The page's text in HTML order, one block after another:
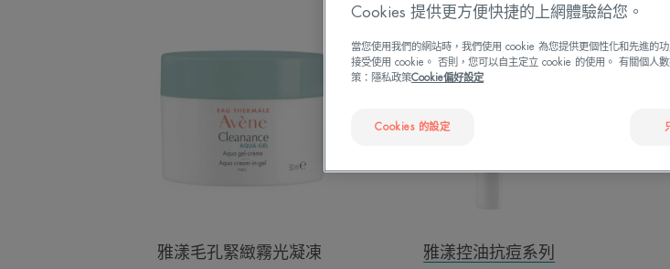
漾
緊
緻
霧
光
雅漾毛孔緊緻霧光凝凍
漾
三
痘
雅漾控油抗痘系列
Cookies 提供更方便快捷的上網體驗給您。
當您使用我們的網站時，我們使用 cookie 為您提供更個性化和先進的
接受使用 cookie。 否則，您可以自主定立 cookie 的使用。 有關個人
策：隱私政策Cookie偏好設定
Cookies 的設定